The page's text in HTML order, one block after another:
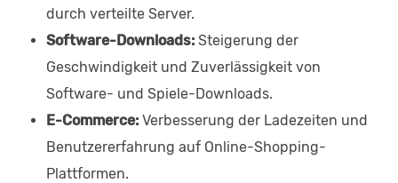
durch verteilte Server.
Software-Downloads: Steigerung der
Geschwindigkeit und Zuverlässigkeit von
Software- und Spiele-Downloads.
E-Commerce: Verbesserung der Ladezeiten und
Benutzererfahrung auf Online-Shopping-
Plattformen.